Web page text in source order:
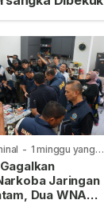
- 1 minggu yang
Jaringan
Dua WNA